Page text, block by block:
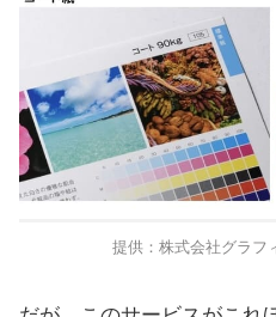
提供：株式会社グラフ